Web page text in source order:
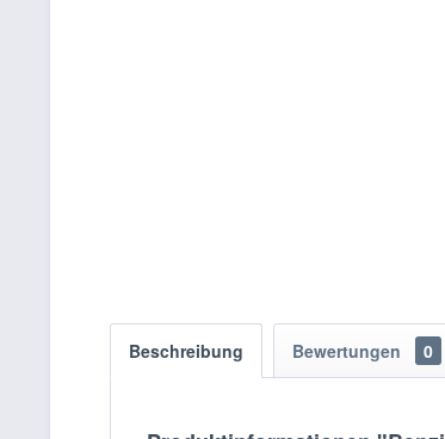
Beschreibung Bewertungen 0